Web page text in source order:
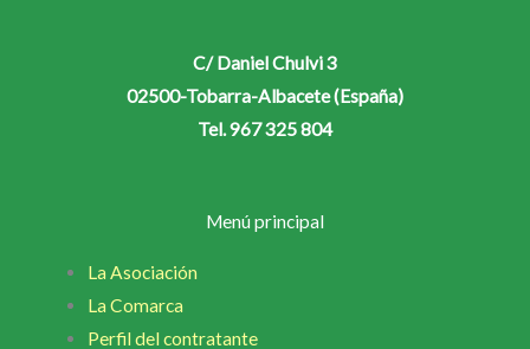
C/ Daniel Chulvi 3
02500-Tobarra-Albacete (España)
Tel. 967 325 804
Menú principal
La Asociación
La Comarca
Perfil del contratante